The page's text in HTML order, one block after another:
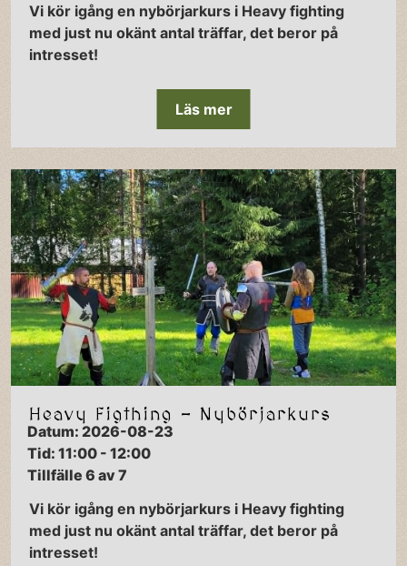
Vi kör igång en nybörjarkurs i Heavy fighting
med just nu okänt antal träffar, det beror på
intresset!
Läs mer
Heavy Figthing - Nybörjarkurs
Datum: 2026-08-23
Tid: 11:00 - 12:00
Tillfälle 6 av 7
Vi kör igång en nybörjarkurs i Heavy fighting
med just nu okänt antal träffar, det beror på
intresset!